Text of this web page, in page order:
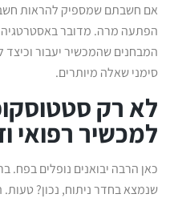
אם חשבתם שמספיק להראות
הפתעה מרה. מדובר
המבחנים שהמכשיר יעבור וכיצד
סימני שאלה מיותרים.
לא רק
למכשיר רפואי
כאן הרבה יבואנים נופלים בפח.
שנמצא בחדר ניתוח, נכון?